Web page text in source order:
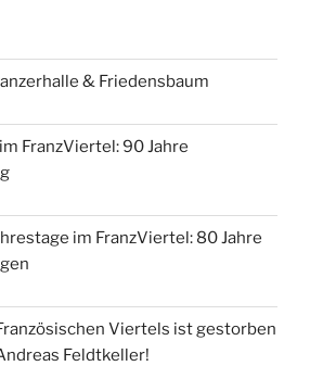
& Friedensbaum
FranzViertel: 90 Jahre
im FranzViertel: 80 Jahre
Viertels ist gestorben
Feldtkeller!